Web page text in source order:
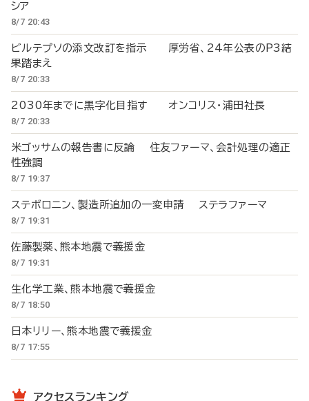
シア
8/7 20:43
ビルテプソの添文改訂を指示 厚労省、24年公表のP3結
果踏まえ
8/7 20:33
2030年までに黒字化目指す オンコリス・浦田社長
8/7 20:33
米ゴッサムの報告書に反論 住友ファーマ、会計処理の適正
性強調
8/7 19:37
ステボロニン、製造所追加の一変申請 ステラファーマ
8/7 19:31
佐藤製薬、熊本地震で義援金
8/7 19:31
生化学工業、熊本地震で義援金
8/7 18:50
日本リリー、熊本地震で義援金
8/7 17:55
アクセスランキング